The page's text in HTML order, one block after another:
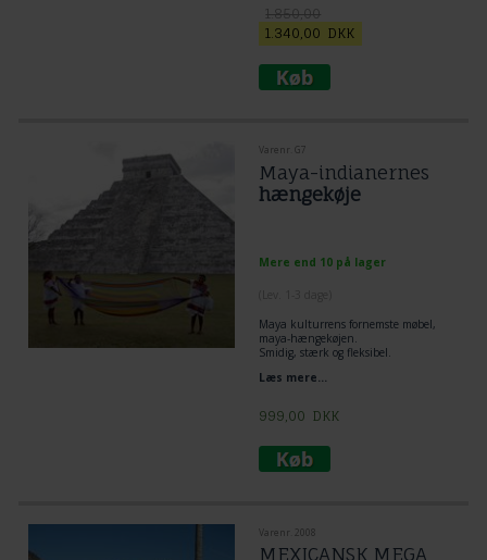
1.850,00
1.340,00 DKK
Varenr. G7
Maya-indianernes
hængekøje
Mere end 10 på lager
Maya kulturrens fornemste møbel,
maya-hængekøjen.
Smidig, stærk og fleksibel.
Læs mere...
999,00 DKK
Varenr. 2008
MEXICANSK MEGA